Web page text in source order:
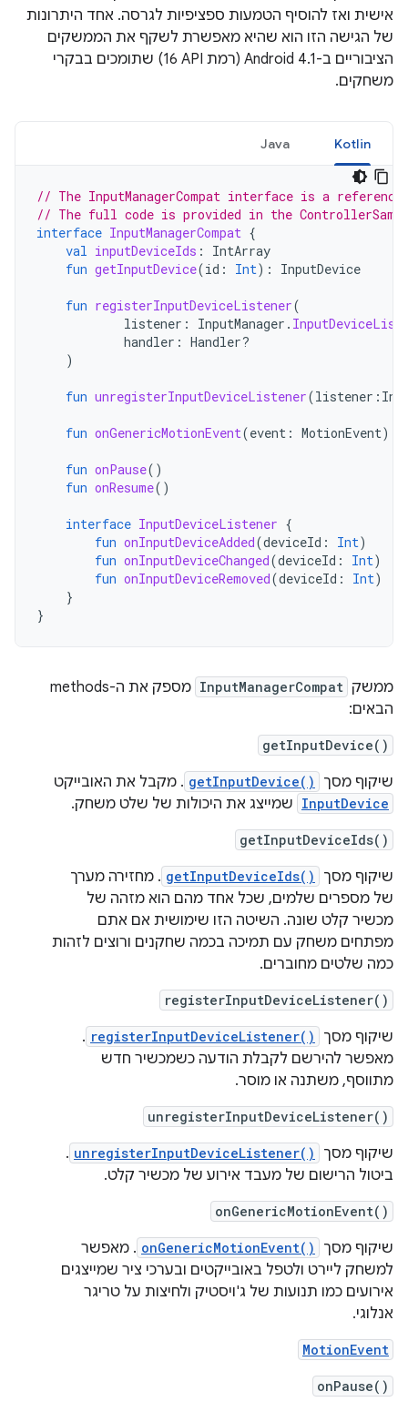
אישית ואז להוסיף הטמעות ספציפיות לגרסה. אחד היתרונות
של הגישה הזו הוא שהיא מאפשרת לשקף את הממשקים
הציבוריים ב-Android 4.1 (רמת API‏ 16) שתומכים בבקרי
משחקים.
Kotlin
Java
// The InputManagerCompat interface is a reference
// The full code is provided in the
interface InputManagerCompat {
val inputDeviceIds :
IntArray
fun getInputDevice(id : Int): InputDevice
fun registerInputDeviceListener(
listener : InputManager .
handler : Handler?
)
fun unregisterInputDeviceListener(listener :
fun onGenericMotionEvent(event : MotionEvent)
fun onPause()
fun onResume()
interface InputDeviceListener {
fun onInputDeviceAdded(deviceId : Int)
fun onInputDeviceChanged(deviceId : Int)
fun onInputDeviceRemoved(deviceId : Int)
}
}
ממשק InputManagerCompat
מספק את ה-methods
הבאים:
getInputDevice()
שיקוף מסך getInputDevice() . מקבל את האובייקט
InputDevice שמייצג את היכולות של שלט משחק.
getInputDeviceIds()
שיקוף מסך getInputDeviceIds() . מחזירה מערך
של מספרים שלמים, שכל אחד מהם הוא מזהה של
מכשיר קלט שונה. השיטה הזו שימושית אם אתם
מפתחים משחק עם תמיכה בכמה שחקנים ורוצים לזהות
כמה שלטים מחוברים.
registerInputDeviceListener()
שיקוף מסך registerInputDeviceListener()
.
מאפשר להירשם לקבלת הודעה כשמכשיר חדש
מתווסף, משתנה או מוסר.
unregisterInputDeviceListener()
שיקוף מסך unregisterInputDeviceListener()
.
ביטול הרישום של מעבד אירוע של מכשיר קלט.
onGenericMotionEvent()
שיקוף מסך onGenericMotionEvent() . מאפשר
למשחק ליירט ולטפל באובייקטים ובערכי ציר שמייצגים
אירועים כמו תנועות של ג'ויסטיק ולחיצות על טריגר
אנלוגי.
MotionEvent
onPause()